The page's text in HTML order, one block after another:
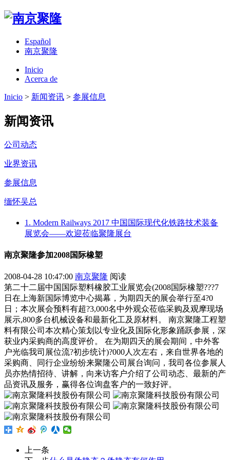
Español
南京聚隆
Inicio
Acerca de
Inicio > 新闻资讯 > 参展信息
新闻资讯
公司动态
业界资讯
参展信息
缅怀吴总
1. Modern Railways 2017 中国国际现代化铁路技术装备
展览会——欢迎莅临聚隆展台
南京聚隆参加2008国际橡塑
2008-04-28 10:47:00 南京聚隆 阅读
第二十二届中国国际塑料橡胶工业展览会(2008国际橡塑???7
日在上海新国际博览中心揭幕，为期四天的展会举行至4?0
日；本次展会预料有超?3,000名中外观众莅临采购及观摩现场
展示,800多台机械设备和最新化工及原材料。 南京聚隆工程塑
料有限公司本次精心策划以专业化及国际化形象踊跃参展，深
获业内采购商的高度评价。 在为期四天的展会期间，中外客
户光临我司展位流?初步统计)?000人次左右，来自世界各地的
采购商、同行企业纷纷来聚隆公司展台询问，我司各位参展人
员亦热情招待、讲解，向来访客户介绍了公司动态、最新的产
品资讯及服务，赢得各位询盘客户的一致好评。
上一条